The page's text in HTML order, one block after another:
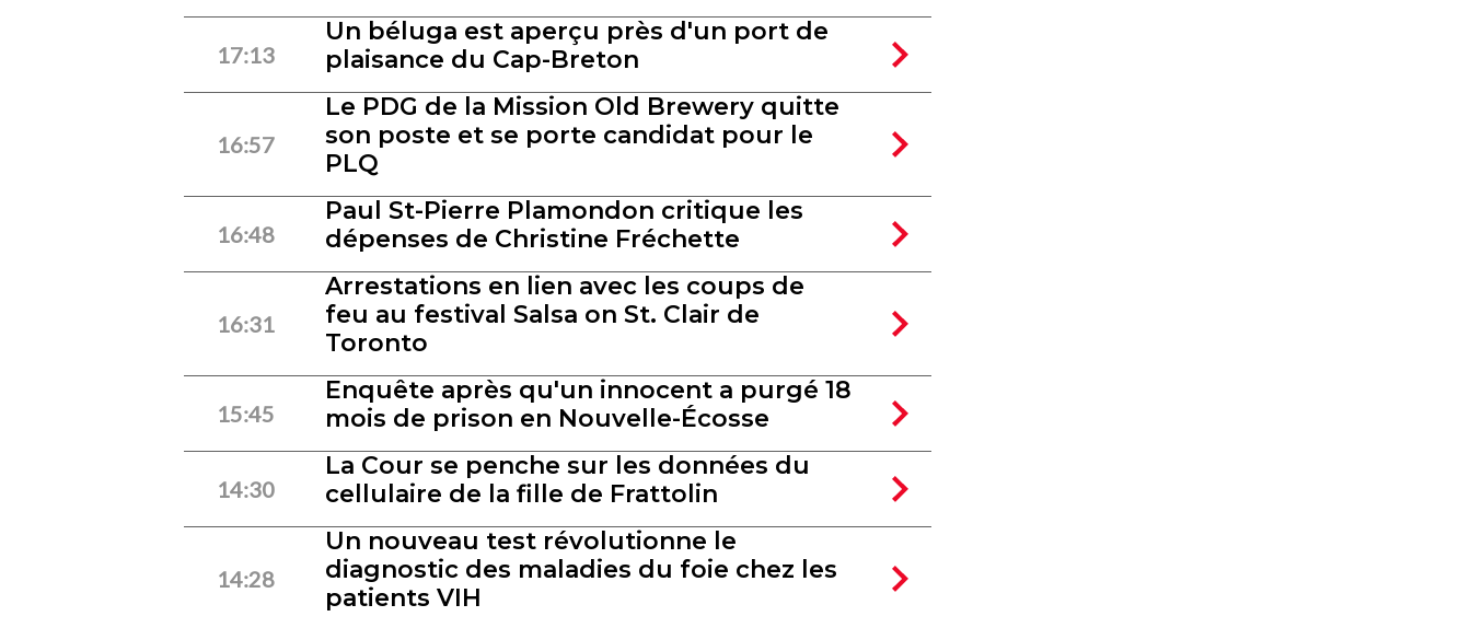
17:13
Un béluga est aperçu près d'un port de
plaisance du Cap-Breton
16:57
Le PDG de la Mission Old Brewery quitte
son poste et se porte candidat pour le
PLQ
16:48
Paul St-Pierre Plamondon critique les
dépenses de Christine Fréchette
16:31
Arrestations en lien avec les coups de
feu au festival Salsa on St. Clair de
Toronto
15:45
Enquête après qu'un innocent a purgé 18
mois de prison en Nouvelle-Écosse
14:30
La Cour se penche sur les données du
cellulaire de la fille de Frattolin
14:28
Un nouveau test révolutionne le
diagnostic des maladies du foie chez les
patients VIH